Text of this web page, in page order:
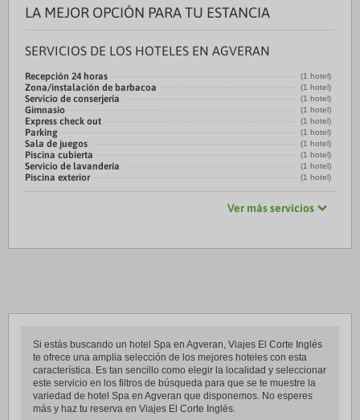
LA MEJOR OPCIÓN PARA TU ESTANCIA
SERVICIOS DE LOS HOTELES EN AGVERAN
Recepción 24 horas (1 hotel)
Zona/instalación de barbacoa (1 hotel)
Servicio de conserjería (1 hotel)
Gimnasio (1 hotel)
Express check out (1 hotel)
Parking (1 hotel)
Sala de juegos (1 hotel)
Piscina cubierta (1 hotel)
Servicio de lavandería (1 hotel)
Piscina exterior (1 hotel)
Ver más servicios
Si estás buscando un hotel Spa en Agveran, Viajes El Corte Inglés
te ofrece una amplia selección de los mejores hoteles con esta
característica. Es tan sencillo como elegir la localidad y seleccionar
este servicio en los filtros de búsqueda para que se te muestre la
variedad de hotel Spa en Agveran que disponemos. No esperes
más y haz tu reserva en Viajes El Corte Inglés.